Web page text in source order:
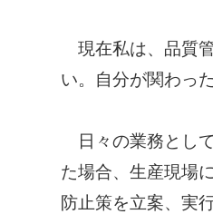
現在私は、品質
い。自分が関わっ
日々の業務とし
た場合、生産現場
防止策を立案、実